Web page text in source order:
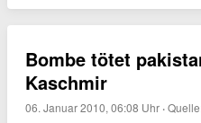
Bombe tötet
Kaschmir
06. Januar 2010, 06:08 Uhr ·